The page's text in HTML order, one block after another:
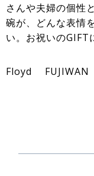
さんや夫婦の個性
碗が、どんな表情
い。お祝いのGIFT
Floyd